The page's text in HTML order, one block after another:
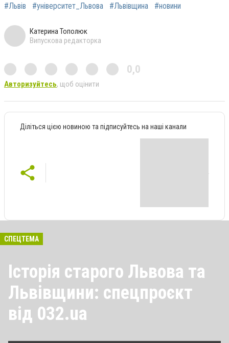
#Львів #університет_Львова #Львівщина #новини
Катерина Тополюк
Випускова редакторка
0,0
Авторизуйтесь, щоб оцінити
Діліться цією новиною та підписуйтесь на наші канали
СПЕЦТЕМА
Історія старого Львова та
Львівщини: спецпроєкт
від 032.ua